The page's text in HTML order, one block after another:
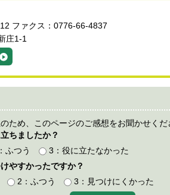
ファクス：0776-66-4837
庄1-1
ため、このページのご感想をお聞かせくだ
ちましたか？
ふつう
3：役に立たなかった
やすかったですか？
2：ふつう 3：見つけにくかった